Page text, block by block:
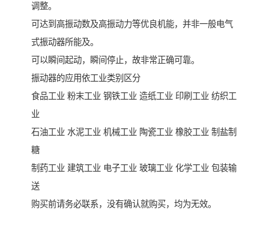
调整。
可达到高振动数及高振动力等优良机能，并非一般电气
式振动器所能及。
可以瞬间起动，瞬间停止，故非常正确可靠。
振动器的应用依工业类别区分
食品工业 粉末工业 钢铁工业 造纸工业 印刷工业 纺织工
业
石油工业 水泥工业 机械工业 陶瓷工业 橡胶工业 制盐制
糖
制药工业 建筑工业 电子工业 玻璃工业 化学工业 包装输
送
购买前请务必联系，没有确认就购买，均为无效。